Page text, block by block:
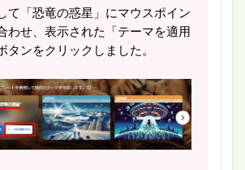
て「恐竜の惑星」にマウスポイン
わせ、表示された「テーマを適用
タンをクリックしました。